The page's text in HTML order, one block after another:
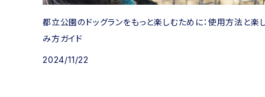
都立公園のドッグランをもっと楽しむために：使用方法と楽
み方ガイド
2024/11/22